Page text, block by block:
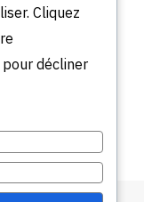
Cliquez
décliner